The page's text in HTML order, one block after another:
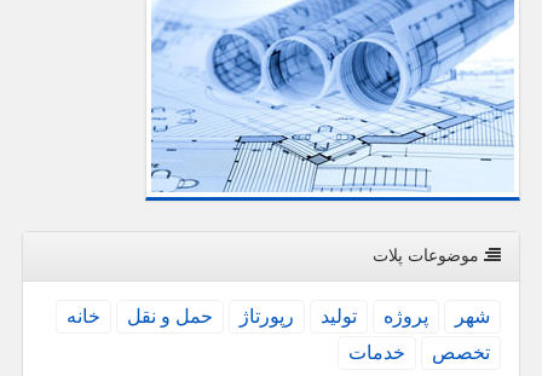
موضوعات پلات
شهر پروژه تولید رپورتاژ حمل و نقل
خانه
تخصص
خدمات